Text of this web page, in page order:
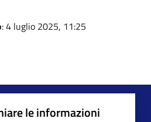
: 4 luglio 2025, 11:25
le informazioni